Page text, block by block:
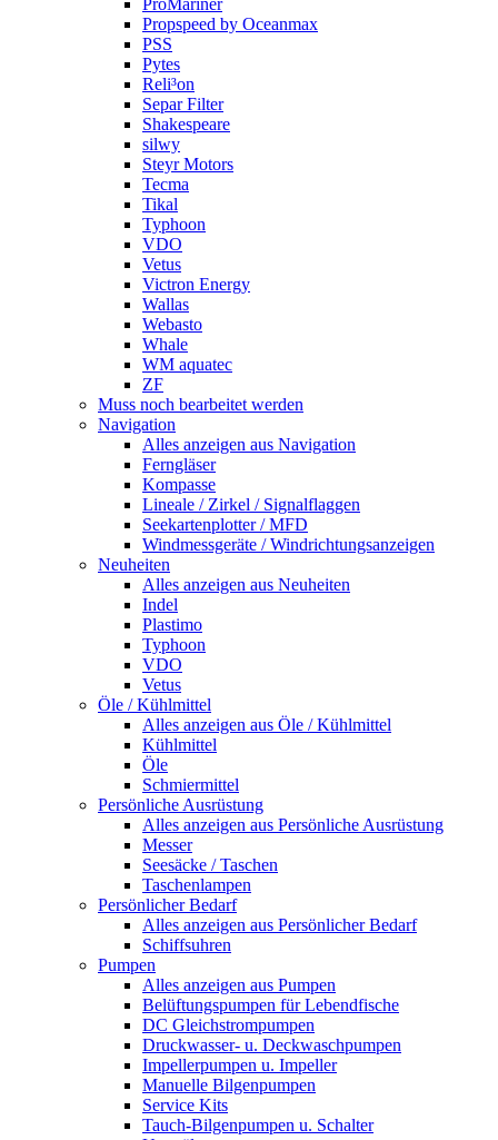
ProMariner
Propspeed by Oceanmax
PSS
Pytes
Reli³on
Separ Filter
Shakespeare
silwy
Steyr Motors
Tecma
Tikal
Typhoon
VDO
Vetus
Victron Energy
Wallas
Webasto
Whale
WM aquatec
ZF
Muss noch bearbeitet werden
Navigation
Alles anzeigen aus Navigation
Ferngläser
Kompasse
Lineale / Zirkel / Signalflaggen
Seekartenplotter / MFD
Windmessgeräte / Windrichtungsanzeigen
Neuheiten
Alles anzeigen aus Neuheiten
Indel
Plastimo
Typhoon
VDO
Vetus
Öle / Kühlmittel
Alles anzeigen aus Öle / Kühlmittel
Kühlmittel
Öle
Schmiermittel
Persönliche Ausrüstung
Alles anzeigen aus Persönliche Ausrüstung
Messer
Seesäcke / Taschen
Taschenlampen
Persönlicher Bedarf
Alles anzeigen aus Persönlicher Bedarf
Schiffsuhren
Pumpen
Alles anzeigen aus Pumpen
Belüftungspumpen für Lebendfische
DC Gleichstrompumpen
Druckwasser- u. Deckwaschpumpen
Impellerpumpen u. Impeller
Manuelle Bilgenpumpen
Service Kits
Tauch-Bilgenpumpen u. Schalter